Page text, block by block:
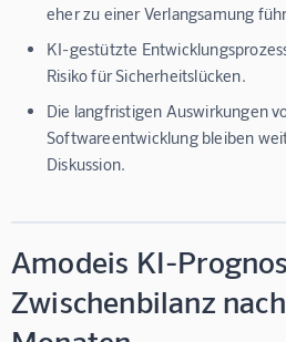
eher zu einer Verlangsamung
KI-gestützte
Risiko für Sicherheitslücken.
Die langfristigen Auswirkungen
Softwareentwicklung bleiben
Diskussion.
Amodeis KI-
Zwischenbilanz